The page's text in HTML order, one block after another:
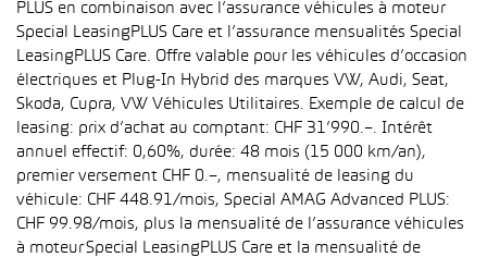
PLUS en combinaison avec l’assurance véhicules à moteur
Special LeasingPLUS Care et l’assurance mensualités Special
LeasingPLUS Care. Offre valable pour les véhicules d’occasion
électriques et Plug-In Hybrid des marques VW, Audi, Seat,
Skoda, Cupra, VW Véhicules Utilitaires. Exemple de calcul de
leasing: prix d’achat au comptant: CHF 31’990.–. Intérêt
annuel effectif: 0,60%, durée: 48 mois (15 000 km/an),
premier versement CHF 0.–, mensualité de leasing du
véhicule: CHF 448.91/mois, Special AMAG Advanced PLUS:
CHF 99.98/mois, plus la mensualité de l’assurance véhicules
à moteur Special LeasingPLUS Care et la mensualité de